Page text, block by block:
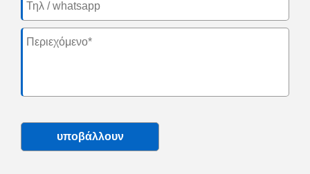
υποβάλλουν